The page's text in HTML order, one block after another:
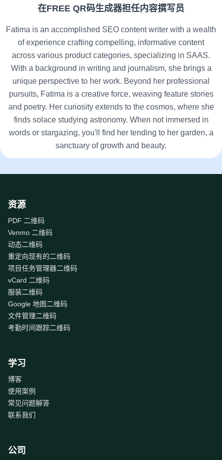
在FREE QR码生成器担任内容撰写员
Fatima is an accomplished SEO content writer with a wealth
of experience crafting compelling, informative content
across various product categories, specializing in SAAS.
With a background in writing and journalism, she brings a
unique perspective to her work. Beyond her professional
pursuits, Fatima is a creative force, weaving feature stories
and poetry. Her curiosity extends to the cosmos, where she
finds solace studying astronomy. When not immersed in
words or stargazing, you'll find her tending to her garden, a
sanctuary of growth and beauty.
资源
PDF 二维码
Venmo 二维码
动态二维码
重定向现有的二维码
项目任务管理器二维码
vCard 二维码
服装二维码
Google 地图二维码
文件管理二维码
考勤时间跟踪二维码
学习
博客
使用案例
常见问题解答
联系我们
公司